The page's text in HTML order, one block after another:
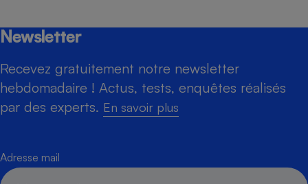
Newsletter
Recevez gratuitement notre newsletter
hebdomadaire ! Actus, tests, enquêtes réalisés
par des experts. En savoir plus
Adresse mail